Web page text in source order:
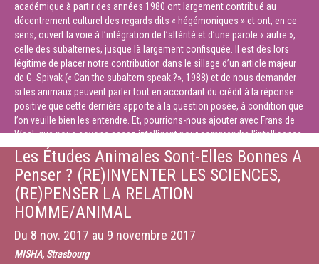
académique à partir des années 1980 ont largement contribué au
décentrement culturel des regards dits « hégémoniques » et ont, en ce
sens, ouvert la voie à l’intégration de l’altérité et d’une parole « autre »,
celle des subalternes, jusque là largement confisquée. Il est dès lors
légitime de placer notre contribution dans le sillage d’un article majeur
de G. Spivak (« Can the subaltern speak ?», 1988) et de nous demander
si les animaux peuvent parler tout en accordant du crédit à la réponse
positive que cette dernière apporte à la question posée, à condition que
l’on veuille bien les entendre. Et, pourrions-nous ajouter avec Frans de
Waal, que nous soyons assez intelligent pour comprendre l’intelligence
des animaux.
Ainsi, les théories postcoloniales ont, semblerait-il, nettement infléchi
les études animales, notamment par l’importance accordée aux notions
d’hybridité, de mimicry et de coagency. À leur instar, les études animales
visent à interpeller le fonds de pensée occidental – en remettant en
question la place centrale de l’humanisme par exemple – et peuvent de
ce fait être saisies comme un combat politique. Dénier la place centrale
à l’humain et le considérer comme simple partie du grand Tout du vivant
Les Études Animales Sont-Elles Bonnes A
Penser ? (RE)INVENTER LES SCIENCES,
(RE)PENSER LA RELATION
HOMME/ANIMAL
Du 8 nov. 2017 au 9 novembre 2017
MISHA, Strasbourg